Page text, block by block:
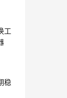
工
稳